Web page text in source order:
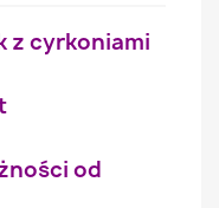
z cyrkoniami
od